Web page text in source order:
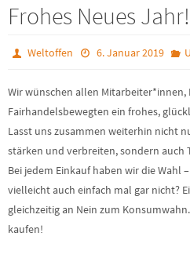
Frohes Neues Jahr!
Weltoffen 6. Januar 2019
Wir wünschen allen
Fairhandelsbewegten ein frohes,
Lasst uns zusammen weiterhin nicht
stärken und verbreiten, sondern auch
Bei jedem Einkauf haben wir die Wahl
vielleicht auch einfach mal gar nicht?
gleichzeitig an Nein zum
kaufen!